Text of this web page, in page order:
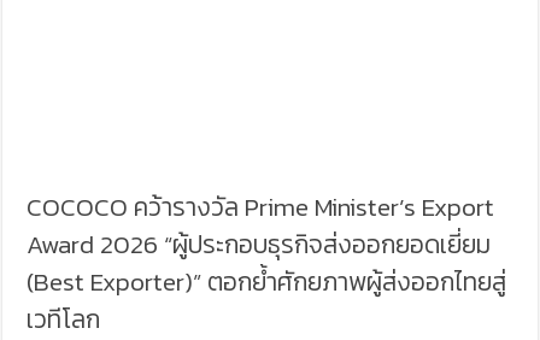
COCOCO คว้ารางวัล Prime Minister’s Export
Award 2026 “ผู้ประกอบธุรกิจส่งออกยอดเยี่ยม
(Best Exporter)” ตอกย้ำศักยภาพผู้ส่งออกไทยสู่
เวทีโลก